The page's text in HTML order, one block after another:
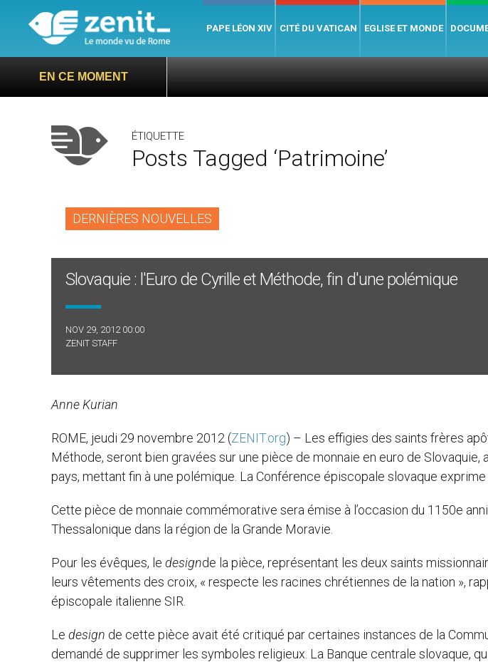
PAPE LÉON XIV CITÉ DU VATICAN EGLISE ET MONDE
EN CE MOMENT Le
ÉTIQUETTE
Posts Tagged ‘patrimoine’
DERNIÈRES NOUVELLES
Slovaquie : l'Euro de Cyrille et Méthode, fin d'une polémique
NOV 29, 2012 00:00
ZENIT STAFF
Anne Kurian
ROME, jeudi 29 novembre 2012 (ZENIT.org) – Les effigies des saints frères
Méthode, seront bien gravées sur une pièce de monnaie en euro de Slovaquie,
pays, mettant fin à une polémique. La Conférence épiscopale slovaque
Cette pièce de monnaie commémorative sera émise à l’occasion du 1150e
Thessalonique dans la région de la Grande Moravie.
Pour les évêques, le designde la pièce, représentant les deux saints
leurs vêtements des croix, « respecte les racines chrétiennes de la nation »,
épiscopale italienne SIR.
Le design de cette pièce avait été critiqué par certaines instances de la
demandé de supprimer les symboles religieux. La Banque centrale slovaque,